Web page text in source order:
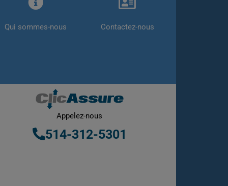
Qui sommes-nous Contactez-nous
Appelez-nous
514-312-5301